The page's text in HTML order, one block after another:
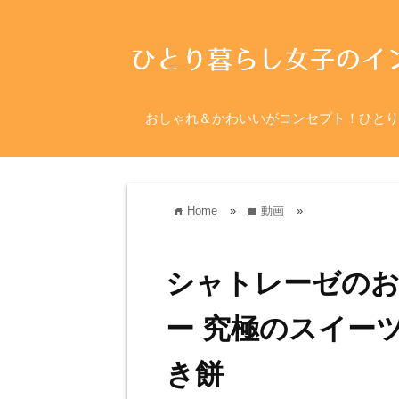
おしゃれ＆かわいいがコンセプト！ひと
home Home » folder 動画 »
シャトレーゼの
ー 究極のスイー
き餅